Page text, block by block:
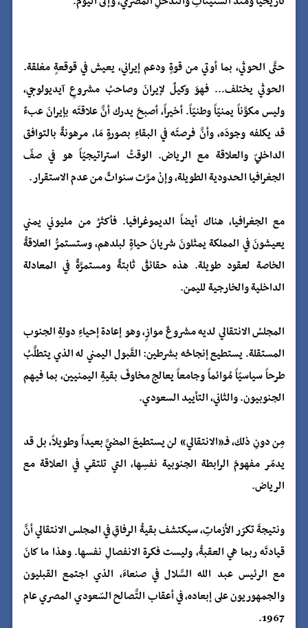
حتَّى الحوثي، بما أوتي من قوةٍ ودعم إيراني، يعيش في قوقعةٍ مغلقة.
الحوثي يختلف... فهوَ وكيلٌ لإيرانَ وصاحبُ مشروعٍ آيديولوجي،
وليس مكوَّناً يمنيّاً وطنيّاً. أخيراً، أصبحَ يدرك أنَّ علاقتَه بإيرانَ عبءٌ
قد يكلفه وجودَه، وأنَّ فرصتَه في البقاءِ بصورةٍ مَا، مرهونةٌ بالتوافق
الداخليّ والعلاقة مع الرياض. الوقتُ استراتيجيّاً هو في صفّ
الجغرافيا الحدودية الطويلة، وإنْ مرَّت سنواتٌ من عدم الاستقرار.
مع الجغرافيا، هناك أيضاً الديموغرافيا. فأكثرُ من مليوني يمني
يعيشونَ في المملكة يمثلونَ شريانَ حياةٍ لبلدهم، وستستمرُّ العلاقةُ
الخاصة لعقود طويلة. هذه حقائقُ ثابتةٌ ومستمرَّةٌ في المعادلة
الداخلية والخارجية لليمن.
المجلسُ الانتقالي لديه مشروعٌ موازٍ، وهو إعادة إحياءِ دولةِ الجنوب
المستقلة. يستطيع إنجاحُه بشرطين: القَبول اليمني له الذي يتطلَّبُ
طرحاً سياسيّاً مُوائماً وجامعاً يعالج مخاوفَ بقيةِ اليمنيين، بما فيهم
الجنوبيون. والثاني، التأييد السعودي.
مِن دونِ ذلك، فـ«الانتقالي» لن يستطيعَ المضيَّ بعيداً وطويلاً، بل قد
يدمّر مفهومَ الرابطة الجنوبية نفسِها، التي تلتقي في العلاقة مع
الرياض.
ونتيجةَ تكرّر الأزماتِ، سيكتشف بقيةُ الرفاقِ في المجلس الانتقالي أنَّ
قيادتَه ربما هي العقبةُ، وليست فكرة الانفصالِ نفسها. وهذا ما كانَ
مع الرئيس عبد الله السَّلال في صنعاءَ، الذي اجتمع القبليون
والجمهوريون على إبعاده، في أعقاب التَّصالح السّعودي المصري عام
1967.